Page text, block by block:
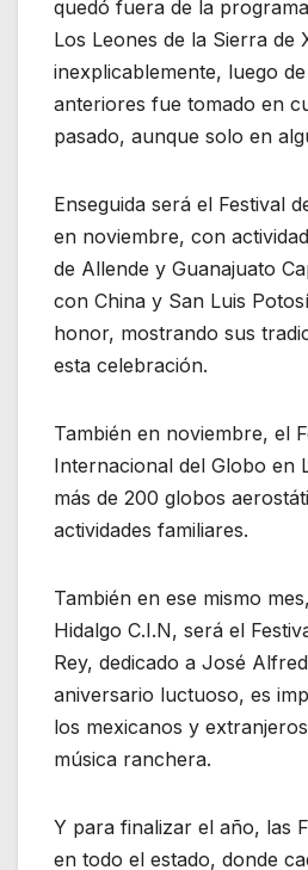
quedó fuera de la
Los Leones de la Sierra de
inexplicablemente, luego
anteriores fue tomado en
pasado, aunque solo en
Enseguida será el Festival
en noviembre, con
de Allende y Guanajuato
con China y San Luis
honor, mostrando sus
esta celebración.
También en noviembre, el
Internacional del Globo en
más de 200 globos
actividades familiares.
También en ese mismo
Hidalgo C.I.N, será el
Rey, dedicado a José
aniversario luctuoso, es
los mexicanos y
música ranchera.
Y para finalizar el año, las
en todo el estado, donde